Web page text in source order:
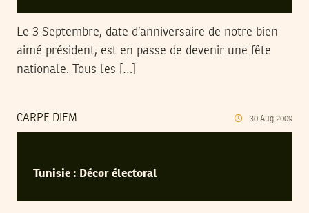
Le 3 Septembre, date d’anniversaire de notre bien
aimé président, est en passe de devenir une fête
nationale. Tous les […]
CARPE DIEM 30 Aug 2009
Tunisie : Décor électoral